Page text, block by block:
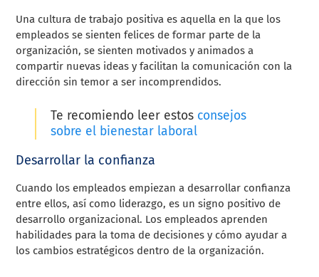
Una cultura de trabajo positiva es aquella en la que los
empleados se sienten felices de formar parte de la
organización, se sienten motivados y animados a
compartir nuevas ideas y facilitan la comunicación con la
dirección sin temor a ser incomprendidos.
Te recomiendo leer estos consejos
sobre el bienestar laboral
Desarrollar la confianza
Cuando los empleados empiezan a desarrollar confianza
entre ellos, así como liderazgo, es un signo positivo de
desarrollo organizacional. Los empleados aprenden
habilidades para la toma de decisiones y cómo ayudar a
los cambios estratégicos dentro de la organización.